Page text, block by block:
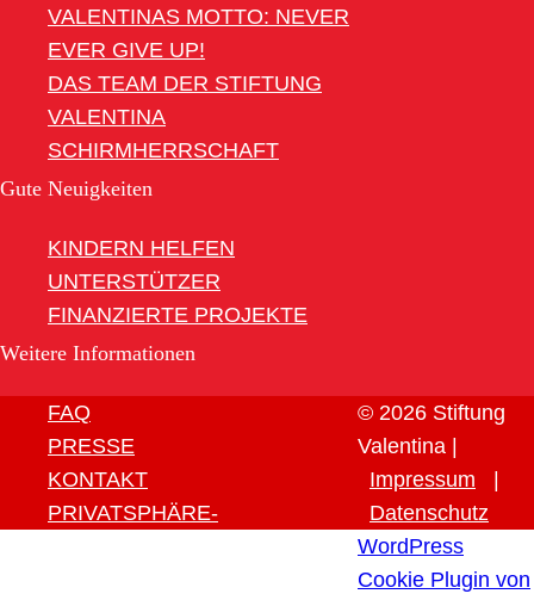
VALENTINAS MOTTO: NEVER
EVER GIVE UP!
DAS TEAM DER STIFTUNG
VALENTINA
SCHIRMHERRSCHAFT
Gute Neuigkeiten
KINDERN HELFEN
UNTERSTÜTZER
FINANZIERTE PROJEKTE
Weitere Informationen
FAQ
PRESSE
KONTAKT
PRIVATSPHÄRE-
© 2026 Stiftung
Valentina |
Impressum
Datenschutz
WordPress
Cookie Plugin von